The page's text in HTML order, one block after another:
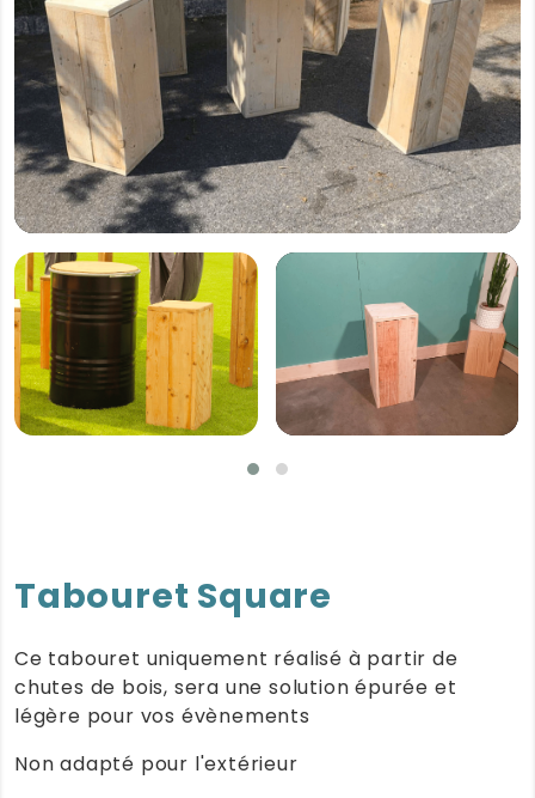
Tabouret Square
Ce tabouret uniquement réalisé à partir de
chutes de bois, sera une solution épurée et
légère pour vos évènements
Non adapté pour l'extérieur